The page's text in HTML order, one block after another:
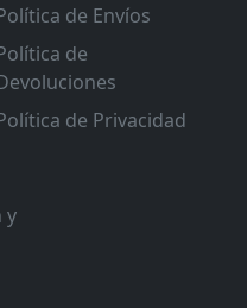
de Envíos
de
de Privacidad
y